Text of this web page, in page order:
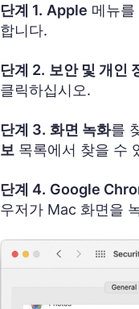
단계 1. Apple 메뉴를
합니다.
단계 2. 보안 및 개인
클릭하십시오.
단계 3. 화면 녹화를
보 목록에서 찾을 수
단계 4. Google
우저가 Mac 화면을